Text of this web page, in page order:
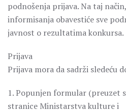
podnošenja prijava. Na taj
informisanja obavestiće sve
javnost o rezultatima konkursa.
Prijava
Prijava mora da sadrži sledeću
1. Popunjen formular (preuzet
stranice Ministarstva kulture i